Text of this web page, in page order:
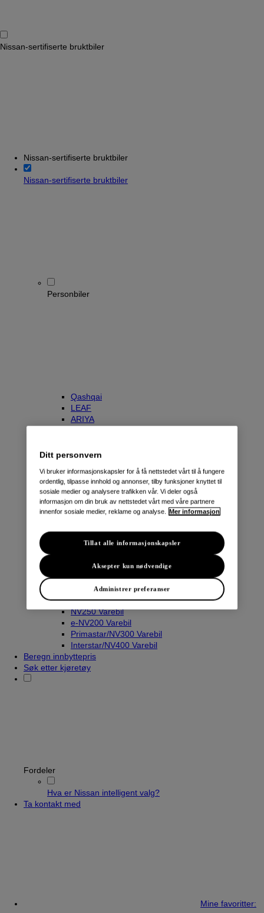
Nissan-sertifiserte bruktbiler
Nissan-sertifiserte bruktbiler
Nissan-sertifiserte bruktbiler
Personbiler
Qashqai
LEAF
ARIYA
e-NV200 Evalia
Navara
Townstar Varebil
Townstar El-Varebil
NV250 Varebil
e-NV200 Varebil
Primastar/NV300 Varebil
Interstar/NV400 Varebil
Beregn innbyttepris
Søk etter kjøretøy
Fordeler
Hva er Nissan intelligent valg?
Ta kontakt med
Mine favoritter:
Ditt personvern
Vi bruker informasjonskapsler for å få nettstedet vårt til å fungere
ordentlig, tilpasse innhold og annonser, tilby funksjoner knyttet til
sosiale medier og analysere trafikken vår. Vi deler også
informasjon om din bruk av nettstedet vårt med våre partnere
innenfor sosiale medier, reklame og analyse. Mer informasjon
Administrer preferanser
Aksepter kun nødvendige
Tillat alle informasjonskapsler